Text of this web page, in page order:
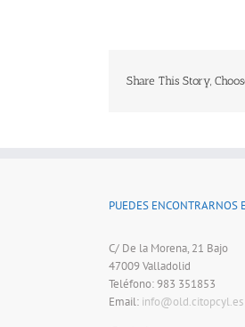
Share This Story,
PUEDES ENCONTRARNOS
C/ De la Morena, 21 Bajo
47009 Valladolid
Teléfono: 983 351853
Email: info@old.citopcyl.es